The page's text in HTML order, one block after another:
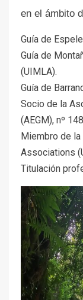
en el ámbito
Guía de
Guía de
(UIMLA).
Guía de
Socio de la
(AEGM), nº
Miembro de
Associations
Titulación